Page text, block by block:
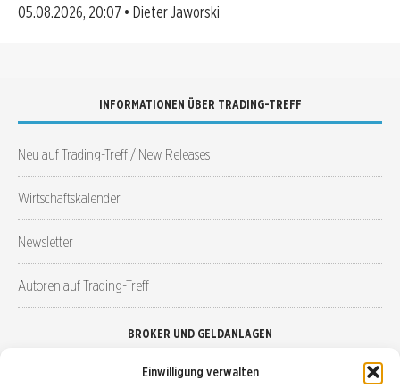
Einwilligung verwalten
05.08.2026, 20:07 • Dieter Jaworski
INFORMATIONEN ÜBER TRADING-TREFF
Neu auf Trading-Treff / New Releases
Wirtschaftskalender
Newsletter
Autoren auf Trading-Treff
BROKER UND GELDANLAGEN